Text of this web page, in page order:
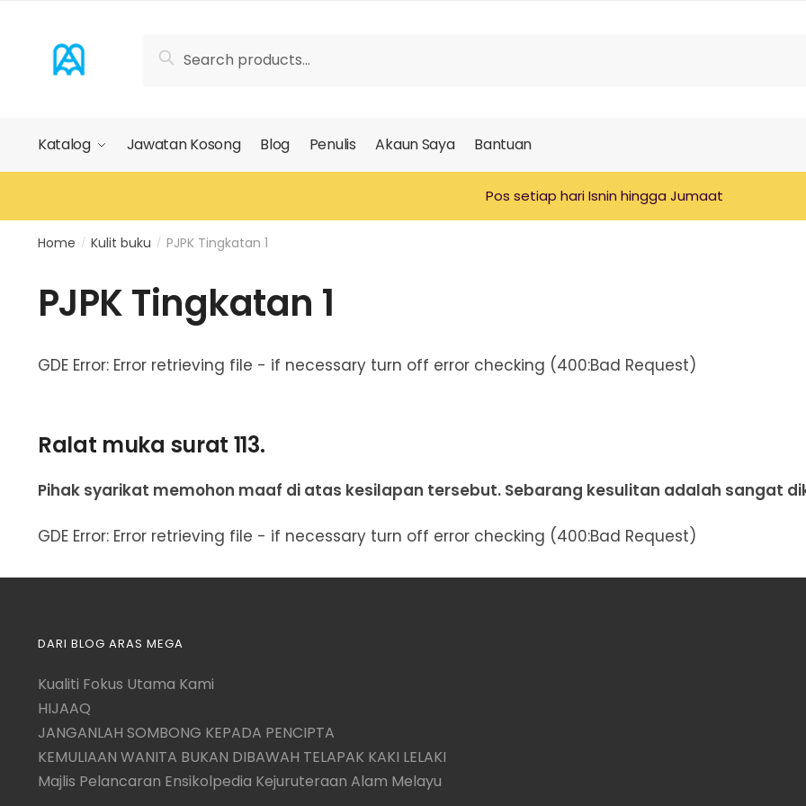
navigation
content
for:
Search
Katalog Jawatan Kosong Blog Penulis Akaun Saya Bantuan
Pos setiap hari Isnin hingga Jumaat
Home / Kulit buku / PJPK Tingkatan 1
PJPK Tingkatan 1
GDE Error: Error retrieving file - if necessary turn off error checking (400:Bad Request)
Ralat muka surat 113.
Pihak syarikat memohon maaf di atas kesilapan tersebut. Sebarang kesulitan adalah sangat
GDE Error: Error retrieving file - if necessary turn off error checking (400:Bad Request)
DARI BLOG ARAS MEGA
Kualiti Fokus Utama Kami
HIJAAQ
JANGANLAH SOMBONG KEPADA PENCIPTA
KEMULIAAN WANITA BUKAN DIBAWAH TELAPAK KAKI LELAKI
Majlis Pelancaran Ensikolpedia Kejuruteraan Alam Melayu